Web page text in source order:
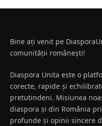
Bine ați venit pe
comunității românești!
Diaspora Unita este o
corecte, rapide și
pretutindeni. Misiunea
diaspora și din România
profunde și opinii sincere